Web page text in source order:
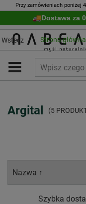
Przy zamówieniach poniżej
Dostawa za 0
Wstecz Strona główna
Argital (5
Szybka